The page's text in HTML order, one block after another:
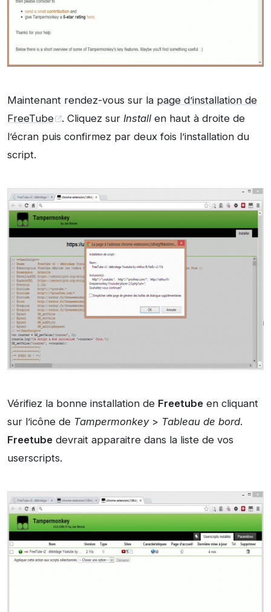
Maintenant rendez-vous sur la page d’installation de
FreeTube
. Cliquez sur Install en haut à droite de
l’écran puis confirmez par deux fois l’installation du
script.
Vérifiez la bonne installation de Freetube en cliquant
sur l’icône de Tampermonkey> Tableau de bord.
Freetube devrait apparaitre dans la liste de vos
userscripts.